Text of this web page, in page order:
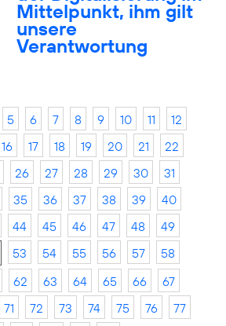
Mittelpunkt, ihm gilt
unsere
Verantwortung
5 6 7 8 9 10 11
12
16 17 18 19 20 21
22
26 27 28 29 30
31
35 36 37 38 39
40
44 45 46 47 48
49
53 54 55 56 57
58
62 63 64 65 66
67
71 72 73 74 75 76
77